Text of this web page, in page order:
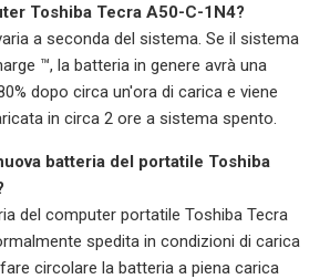
Toshiba Tecra A50-C-1N4?
a seconda del sistema. Se il sistema
™, la batteria in genere avrà una
dopo circa un'ora di carica e viene
in circa 2 ore a sistema spento.
batteria del portatile Toshiba
del computer portatile Toshiba Tecra
spedita in condizioni di carica
circolare la batteria a piena carica